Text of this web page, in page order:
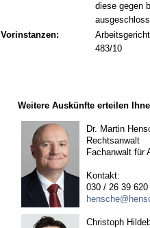
diese gegen
Vorinstanzen:
483/10
Weitere Auskünfte erteilen
Dr. Martin
Rechtsanwalt
Fachanwalt für
Kontakt:
030 / 26 39 620
Christoph